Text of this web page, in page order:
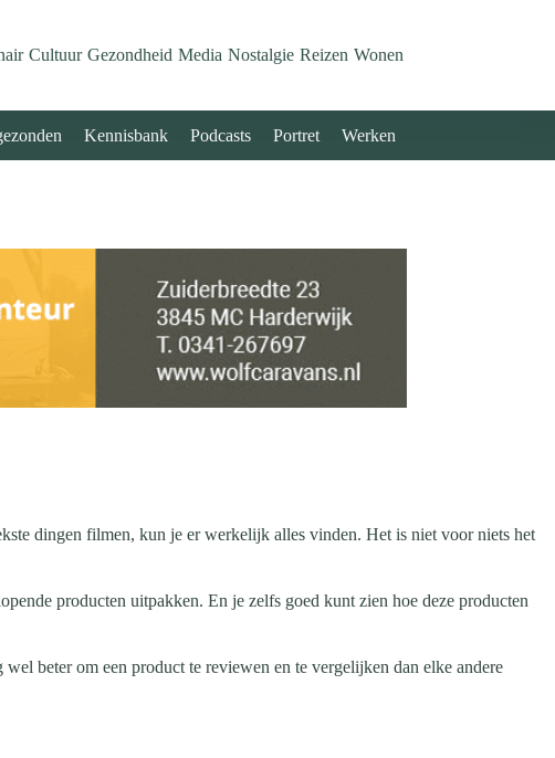
Cultuur Gezondheid Media Nostalgie Reizen Wonen
Kennisbank Podcasts Portret Werken
dingen filmen, kun je er werkelijk alles vinden. Het is niet voor niets het
producten uitpakken. En je zelfs goed kunt zien hoe deze producten
beter om een product te reviewen en te vergelijken dan elke andere